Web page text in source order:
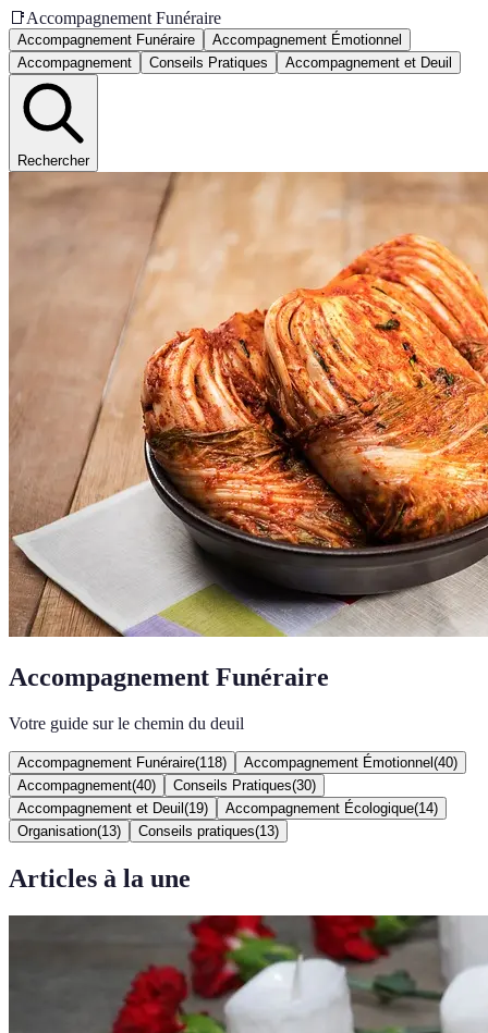
📑Accompagnement Funéraire
Accompagnement Funéraire
Accompagnement Émotionnel
Accompagnement
Conseils Pratiques Accompagnement et Deuil
Rechercher
Accompagnement Funéraire
Votre guide sur le chemin du deuil
Accompagnement Funéraire(118) Accompagnement Émotionnel (40)
Accompagnement(40) Conseils Pratiques(30)
Accompagnement et Deuil (19) Accompagnement Écologique(14)
Organisation(13) Conseils pratiques(13)
Articles à la une